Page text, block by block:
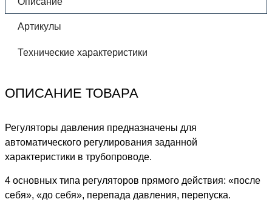
Артикулы
Технические характеристики
ОПИСАНИЕ ТОВАРА
Регуляторы давления предназначены для
автоматического регулирования заданной
характеристики в трубопроводе.
4 основных типа регуляторов прямого действия: «после
себя», «до себя», перепада давления, перепуска.